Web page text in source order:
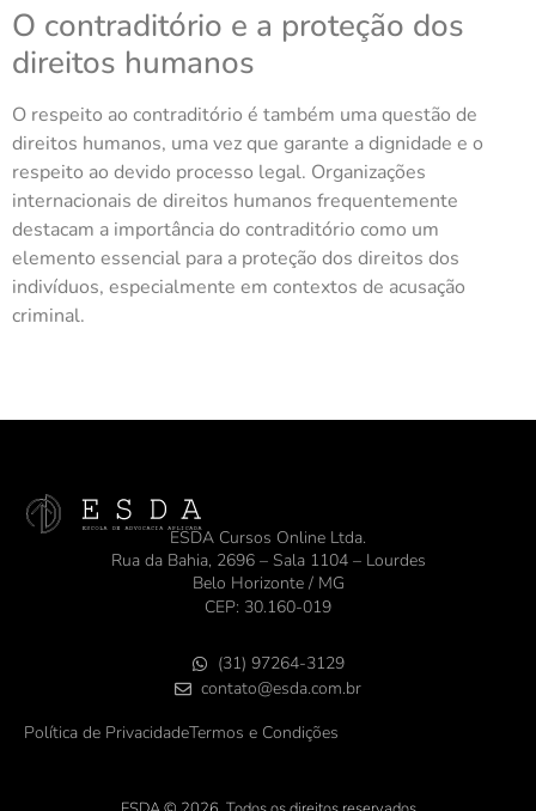
O contraditório e a proteção dos
direitos humanos
O respeito ao contraditório é também uma questão de
direitos humanos, uma vez que garante a dignidade e o
respeito ao devido processo legal. Organizações
internacionais de direitos humanos frequentemente
destacam a importância do contraditório como um
elemento essencial para a proteção dos direitos dos
indivíduos, especialmente em contextos de acusação
criminal.
ESDA Cursos Online Ltda.
Rua da Bahia, 2696 – Sala 1104 – Lourdes
Belo Horizonte / MG
CEP: 30.160-019
Política de PrivacidadeTermos e Condições
(31) 97264-3129
contato@esda.com.br